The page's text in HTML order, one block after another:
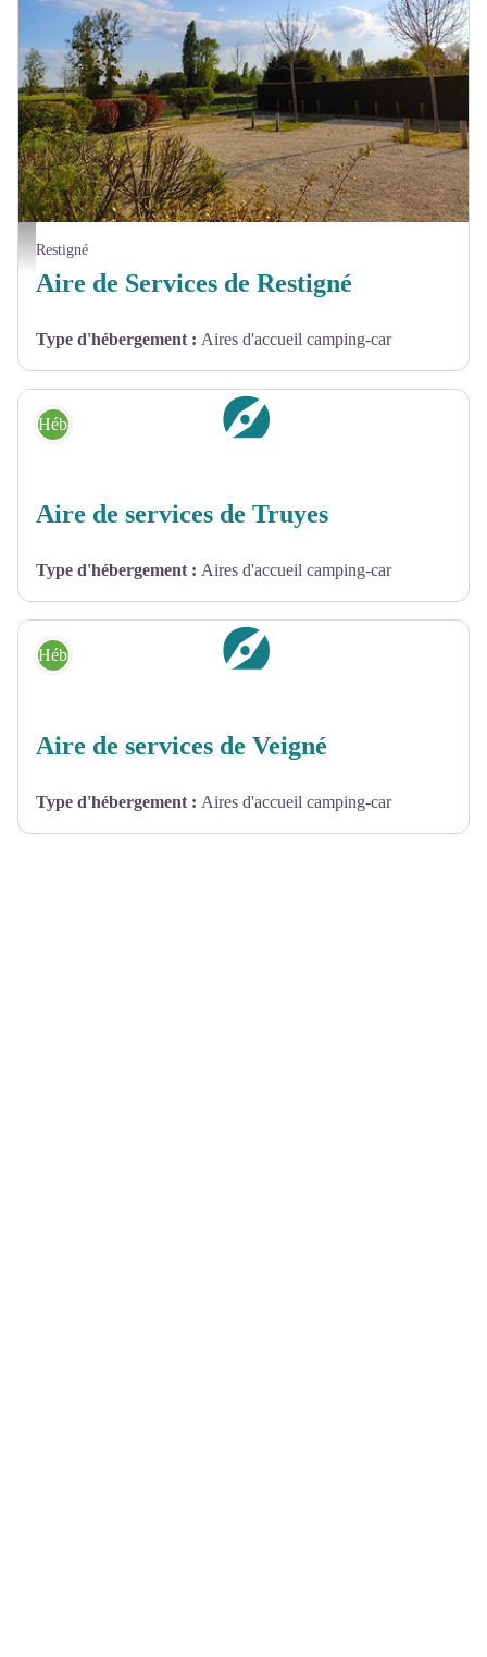
Aire de camping-car de Restigné - ottn cg
Restigné
Aire de Services de Restigné
Type d'hébergement : Aires d'accueil camping-car
Hébergement
Aire de services de Truyes
Type d'hébergement : Aires d'accueil camping-car
Hébergement
Aire de services de Veigné
Type d'hébergement : Aires d'accueil camping-car